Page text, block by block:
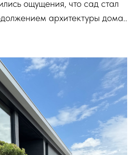
ощущения, что сад стал
архитектуры дома..